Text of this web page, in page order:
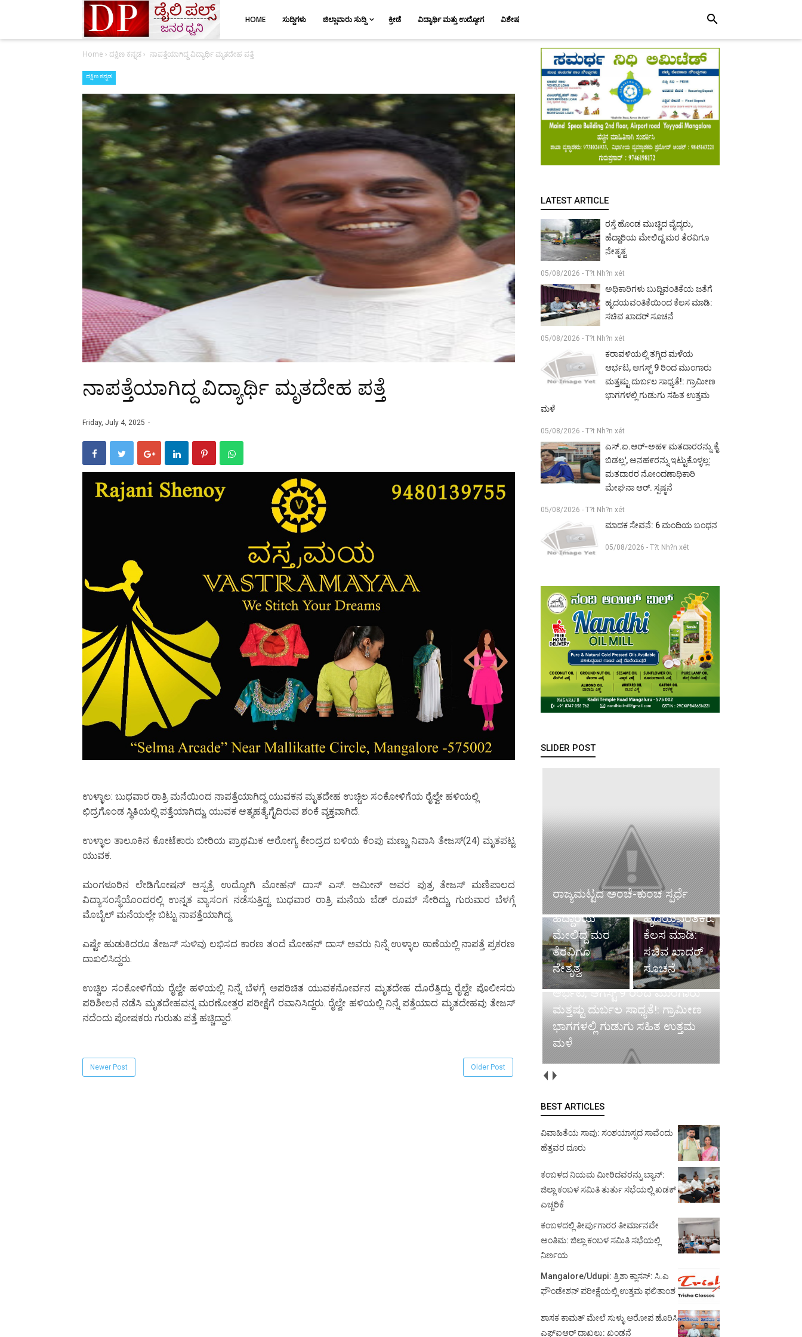
HOME ಸುದ್ದಿಗಳು ಜಿಲ್ಲಾವಾರು ಸುದ್ದಿ ಕ್ರೀಡೆ ವಿದ್ಯಾರ್ಥಿ ಮತ್ತು ಉದ್ಯೋಗ ವಿಶೇಷ search
Home › ದಕ್ಷಿಣ ಕನ್ನಡ› ನಾಪತ್ತೆಯಾಗಿದ್ದ ವಿದ್ಯಾರ್ಥಿ ಮೃತದೇಹ ಪತ್ತೆ
ದಕ್ಷಿಣ ಕನ್ನಡ
ನಾಪತ್ತೆಯಾಗಿದ್ದ ವಿದ್ಯಾರ್ಥಿ ಮೃತದೇಹ ಪತ್ತೆ
Friday, July 4, 2025
ಉಳ್ಳಾಲ: ಬುಧವಾರ ರಾತ್ರಿ ಮನೆಯಿಂದ ನಾಪತ್ತೆಯಾಗಿದ್ದ ಯುವಕನ ಮೃತದೇಹ ಉಚ್ಚಿಲ ಸಂಕೋಳಿಗೆಯ ರೈಲ್ವೇ ಹಳಿಯಲ್ಲಿ
ಛಿದ್ರಗೊಂಡ ಸ್ಥಿತಿಯಲ್ಲಿ ಪತ್ತೆಯಾಗಿದ್ದು, ಯುವಕ ಆತ್ಮಹತ್ಯೆಗೈದಿರುವ ಶಂಕೆ ವ್ಯಕ್ತವಾಗಿದೆ.
ಉಳ್ಳಾಲ ತಾಲೂಕಿನ ಕೋಟೆಕಾರು ಬೀರಿಯ ಪ್ರಾಥಮಿಕ ಆರೋಗ್ಯ ಕೇಂದ್ರದ ಬಳಿಯ ಕೆಂಪು ಮಣ್ಣು ನಿವಾಸಿ ತೇಜಸ್(24) ಮೃತಪಟ್ಟ
ಯುವಕ.
ಮಂಗಳೂರಿನ ಲೇಡಿಗೋಷನ್ ಆಸ್ಪತ್ರೆ ಉದ್ಯೋಗಿ ಮೋಹನ್ ದಾಸ್ ಎಸ್. ಅಮೀನ್ ಅವರ ಪುತ್ರ ತೇಜಸ್ ಮಣಿಪಾಲದ
ವಿದ್ಯಾಸಂಸ್ಥೆಯೊಂದರಲ್ಲಿ ಉನ್ನತ ವ್ಯಾಸಂಗ ನಡೆಸುತ್ತಿದ್ದ. ಬುಧವಾರ ರಾತ್ರಿ ಮನೆಯ ಬೆಡ್ ರೂಮ್ ಸೇರಿದ್ದು, ಗುರುವಾರ ಬೆಳಗ್ಗೆ
ಮೊಬೈಲ್ ಮನೆಯಲ್ಲೇ ಬಿಟ್ಟು ನಾಪತ್ತೆಯಾಗಿದ್ದ.
ಎಷ್ಟೇ ಹುಡುಕಿದರೂ ತೇಜಸ್ ಸುಳಿವು ಲಭಿಸದ ಕಾರಣ ತಂದೆ ಮೋಹನ್ ದಾಸ್ ಅವರು ನಿನ್ನೆ ಉಳ್ಳಾಲ ಠಾಣೆಯಲ್ಲಿ ನಾಪತ್ತೆ ಪ್ರಕರಣ
ದಾಖಲಿಸಿದ್ದರು.
ಉಚ್ಚಿಲ ಸಂಕೋಳಿಗೆಯ ರೈಲ್ವೇ ಹಳಿಯಲ್ಲಿ ನಿನ್ನೆ ಬೆಳಗ್ಗೆ ಅಪರಿಚಿತ ಯುವಕನೋರ್ವನ ಮೃತದೇಹ ದೊರೆತ್ತಿದ್ದು ರೈಲ್ವೇ ಪೊಲೀಸರು
ಪರಿಶೀಲನೆ ನಡೆಸಿ ಮೃತದೇಹವನ್ನ ಮರಣೋತ್ತರ ಪರೀಕ್ಷೆಗೆ ರವಾನಿಸಿದ್ದರು. ರೈಲ್ವೇ ಹಳಿಯಲ್ಲಿ ನಿನ್ನೆ ಪತ್ತೆಯಾದ ಮೃತದೇಹವು ತೇಜಸ್
ನದೆಂದು ಪೋಷಕರು ಗುರುತು ಪತ್ತೆ ಹಚ್ಚಿದ್ದಾರೆ.
Newer Post Older Post
LATEST ARTICLE
ರಸ್ತೆ ಹೊಂಡ ಮುಚ್ಚಿದ ವೈದ್ಯರು,
ಹೆದ್ದಾರಿಯ ಮೇಲಿದ್ದ ಮರ ತೆರವಿಗೂ
ನೇತೃತ್ವ
05/08/2026 - T?t Nh?n xét
ಅಧಿಕಾರಿಗಳು ಬುದ್ದಿವಂತಿಕೆಯ ಜತೆಗೆ
ಹೃದಯವಂತಿಕೆಯಿಂದ ಕೆಲಸ ಮಾಡಿ:
ಸಚಿವ ಖಾದರ್ ಸೂಚನೆ
05/08/2026 - T?t Nh?n xét
ಕರಾವಳಿಯಲ್ಲಿ ತಗ್ಗಿದ ಮಳೆಯ
ಆರ್ಭಟ, ಆಗಸ್ಟ್ 9 ರಿಂದ ಮುಂಗಾರು
ಮತ್ತಷ್ಟು ದುರ್ಬಲ ಸಾಧ್ಯತೆ!: ಗ್ರಾಮೀಣ
ಭಾಗಗಳಲ್ಲಿ ಗುಡುಗು ಸಹಿತ ಉತ್ತಮ
ಮಳೆ
05/08/2026 - T?t Nh?n xét
ಎಸ್.ಐ.ಆರ್-ಅಹ೯ ಮತದಾರರನ್ನು ಕೈ
ಬಿಡಲ್ಲ', ಅನಹ೯ರನ್ನು ಇಟ್ಟುಕೊಳ್ಳಲ್ಲ:
ಮತದಾರರ ನೋಂದಣಾಧಿಕಾರಿ
ಮೇಘನಾ ಆರ್. ಸ್ಪಷ್ಠನೆ
05/08/2026 - T?t Nh?n xét
ಮಾದಕ ಸೇವನೆ: 6 ಮಂದಿಯ ಬಂಧನ
05/08/2026 - T?t Nh?n xét
SLIDER POST
ರಾಜ್ಯಮಟ್ಟದ ಅಂಚೆ-ಕುಂಚ ಸ್ಪರ್ಧೆ
ರಸ್ತೆ ಹೊಂಡ
ಮುಚ್ಚಿದ
ವೈದ್ಯರು,
ಹೆದ್ದಾರಿಯ
ಮೇಲಿದ್ದ ಮರ
ತೆರವಿಗೂ
ನೇತೃತ್ವ
ಅಧಿಕಾರಿಗಳು
ಬುದ್ದಿವಂತಿಕೆಯ
ಜತೆಗೆ
ಹೃದಯವಂತಿಕೆಯಿಂದ
ಕೆಲಸ ಮಾಡಿ:
ಸಚಿವ ಖಾದರ್
ಸೂಚನೆ
ಕರಾವಳಿಯಲ್ಲಿ ತಗ್ಗಿದ ಮಳೆಯ
ಆರ್ಭಟ, ಆಗಸ್ಟ್ 9 ರಿಂದ ಮುಂಗಾರು
ಮತ್ತಷ್ಟು ದುರ್ಬಲ ಸಾಧ್ಯತೆ!: ಗ್ರಾಮೀಣ
ಭಾಗಗಳಲ್ಲಿ ಗುಡುಗು ಸಹಿತ ಉತ್ತಮ
ಮಳೆ
BEST ARTICLES
ವಿವಾಹಿತೆಯ ಸಾವು: ಸಂಶಯಾಸ್ಪದ ಸಾವೆಂದು
ಹೆತ್ತವರ ದೂರು
ಕಂಬಳದ ನಿಯಮ ಮೀರಿದವರನ್ನು ಬ್ಯಾನ್:
ಜಿಲ್ಲಾ ಕಂಬಳ ಸಮಿತಿ ತುರ್ತು ಸಭೆಯಲ್ಲಿ ಖಡಕ್
ಎಚ್ಚರಿಕೆ
ಕಂಬಳದಲ್ಲಿ ತೀರ್ಪುಗಾರರ ತೀರ್ಮಾನವೇ
ಅಂತಿಮ: ಜಿಲ್ಲಾ ಕಂಬಳ ಸಮಿತಿ ಸಭೆಯಲ್ಲಿ
ನಿರ್ಣಯ
Mangalore/Udupi: ತ್ರಿಶಾ ಕ್ಲಾಸಸ್: ಸಿ.ಎ
ಫೌಂಡೇಶನ್ ಪರೀಕ್ಷೆಯಲ್ಲಿ ಉತ್ತಮ ಫಲಿತಾಂಶ
ಶಾಸಕ ಕಾಮತ್ ಮೇಲೆ ಸುಳ್ಳು ಆರೋಪ ಹೊರಿಸಿ
ಎಫ್‌ಐಆರ್ ದಾಖಲು: ಖಂಡನೆ